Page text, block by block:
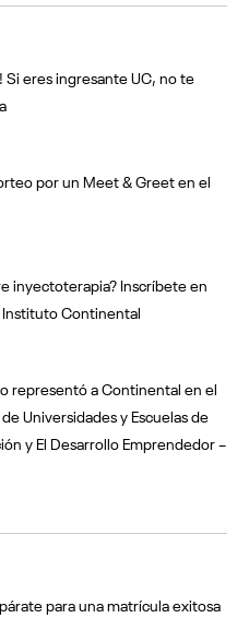
Si eres ingresante UC, no te
por un Meet & Greet en el
inyectoterapia? Inscríbete en
Continental
representó a Continental en el
Universidades y Escuelas de
y El Desarrollo Emprendedor –
para una matrícula exitosa